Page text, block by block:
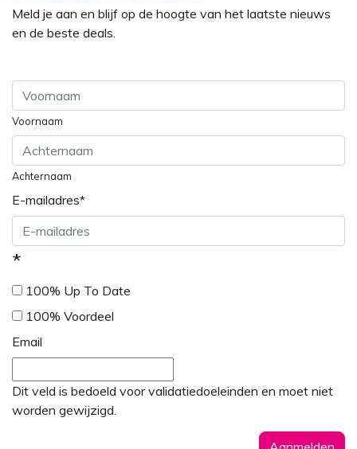
Meld je aan en blijf op de hoogte van het laatste nieuws
en de beste deals.
Voornaam
Achternaam
E-mailadres*
*
100% Up To Date
100% Voordeel
Email
Dit veld is bedoeld voor validatiedoeleinden en moet niet
worden gewijzigd.